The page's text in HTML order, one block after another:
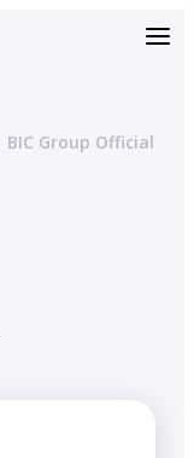
BIC Group Official